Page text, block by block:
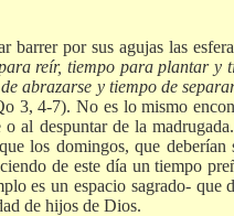
por sus agujas las
reír, tiempo para plantar y
abrazarse y tiempo de
3, 4-7). No es lo mismo
al despuntar de la
los domingos, que deberían
de este día un tiempo
es un espacio sagrado- que
de hijos de Dios.